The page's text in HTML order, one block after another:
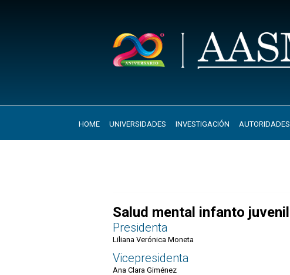
HOME UNIVERSIDADES INVESTIGACIÓN AUTORIDADES
Salud mental infanto juvenil
Presidenta
Liliana Verónica Moneta
Vicepresidenta
Ana Clara Giménez